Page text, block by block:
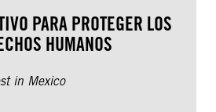
PARA PROTEGER LOS
HUMANOS